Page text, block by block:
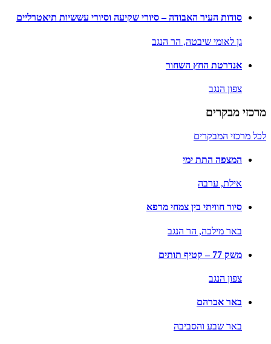
סודות העיר האבודה – סיורי שקיעה וסיורי עששיות תיאטרליים
גן לאומי שיבטה, הר הנגב
אנדרטת החץ השחור
צפון הנגב
מרכזי מבקרים
לכל מרכזי המבקרים
המצפה התת ימי
אילת, ערבה
סיור חוויתי בין צמחי מרפא
באר מילכה, הר הנגב
משק 77 – קטיף תותים
צפון הנגב
באר אברהם
באר שבע והסביבה